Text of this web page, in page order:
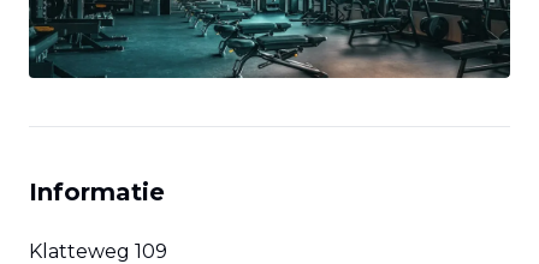
Informatie
Klatteweg 109